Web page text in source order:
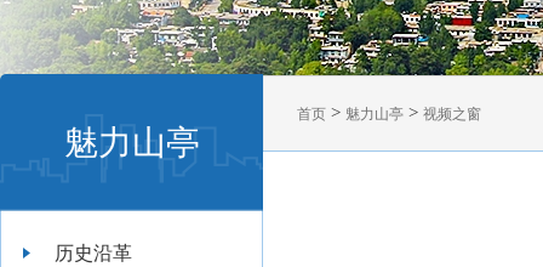
魅力山亭
历史沿革
首页 > 魅力山亭 > 视频之窗